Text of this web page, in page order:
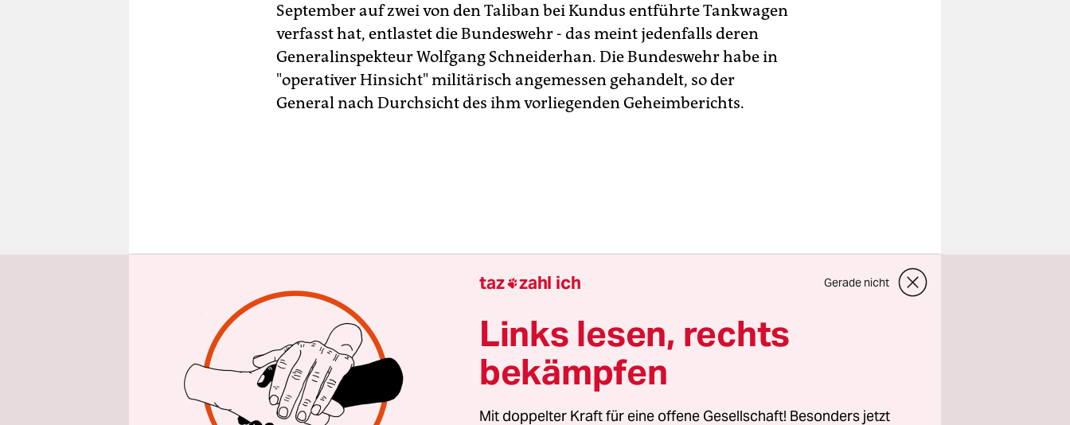
September auf zwei von den Taliban bei Kundus entführte Tankwagen
verfasst hat, entlastet die Bundeswehr - das meint jedenfalls deren
Generalinspekteur Wolfgang Schneiderhan. Die Bundeswehr habe in
"operativer Hinsicht" militärisch angemessen gehandelt, so der
General nach Durchsicht des ihm vorliegenden Geheimberichts.
taz zahl ich Gerade nicht
Links lesen, rechts
bekämpfen
Mit doppelter Kraft für eine offene Gesellschaft! Besonders jetzt